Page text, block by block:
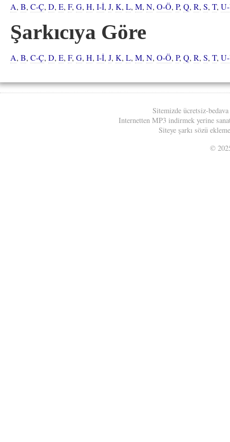
A, B, C-Ç, D, E, F, G, H, I-İ, J, K, L, M, N, O-Ö, P, Q, R, S, T,
Şarkıcıya Göre
A, B, C-Ç, D, E, F, G, H, I-İ, J, K, L, M, N, O-Ö, P, Q, R, S, T,
Sitemizde ücretsiz-
Internetten MP3 indirmek yerine
Siteye şarkı sözü
©